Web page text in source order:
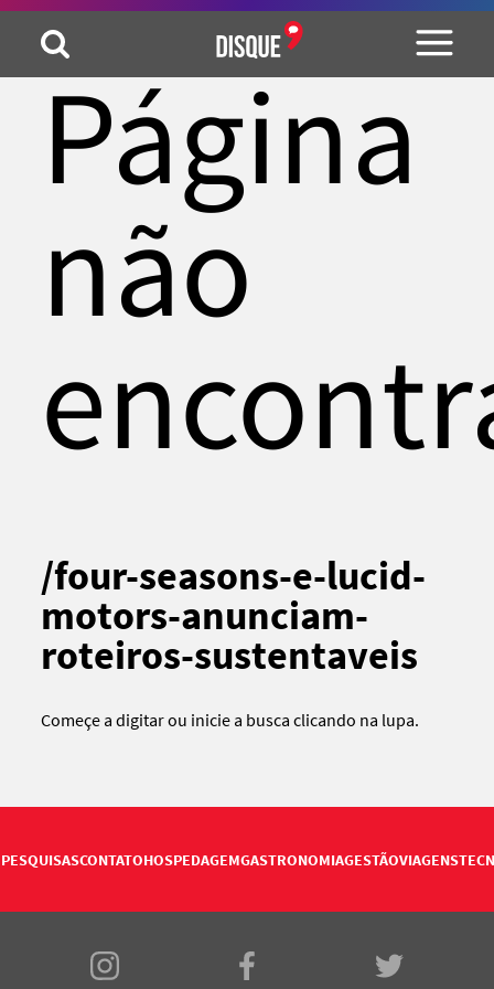
Página
não
/four-seasons-e-lucid-
motors-anunciam-
roteiros-sustentaveis
Começe a digitar ou inicie a busca clicando na lupa.
PESQUISASCONTATOHOSPEDAGEMGASTRONOMIAGESTÃOVIAGENS